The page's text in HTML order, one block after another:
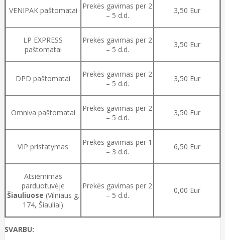
VENIPAK paštomatai
Prekės gavimas per 2
– 5 d.d.
3,50 Eur
LP EXPRESS
paštomatai
Prekės gavimas per 2
– 5 d.d.
3,50 Eur
DPD paštomatai
Prekės gavimas per 2
– 5 d.d.
3,50 Eur
Omniva paštomatai
Prekės gavimas per 2
– 5 d.d.
3,50 Eur
VIP pristatymas
Prekės gavimas per 1
– 3 d.d.
6,50 Eur
Atsiėmimas
parduotuvėje
Šiauliuose (Vilniaus g.
174, Šiauliai)
Prekės gavimas per 2
– 5 d.d.
0,00 Eur
SVARBU: